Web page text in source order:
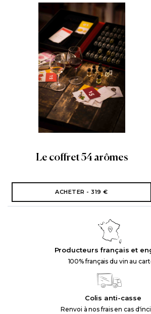
Le coffret 54 arômes
ACHETER - 319 €
Producteurs français et
100% français du vin au
Colis anti-casse
Renvoi à nos frais en cas